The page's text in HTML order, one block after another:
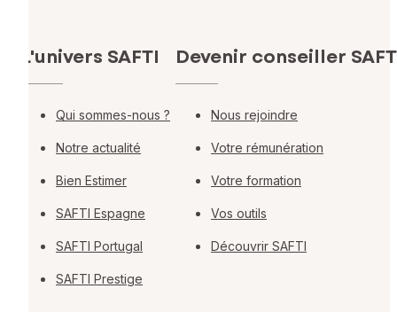
L'univers SAFTI
Qui sommes-nous ?
Notre actualité
Bien Estimer
SAFTI Espagne
SAFTI Portugal
SAFTI Prestige
Devenir conseiller
Nous rejoindre
Votre rémunération
Votre formation
Vos outils
Découvrir SAFTI